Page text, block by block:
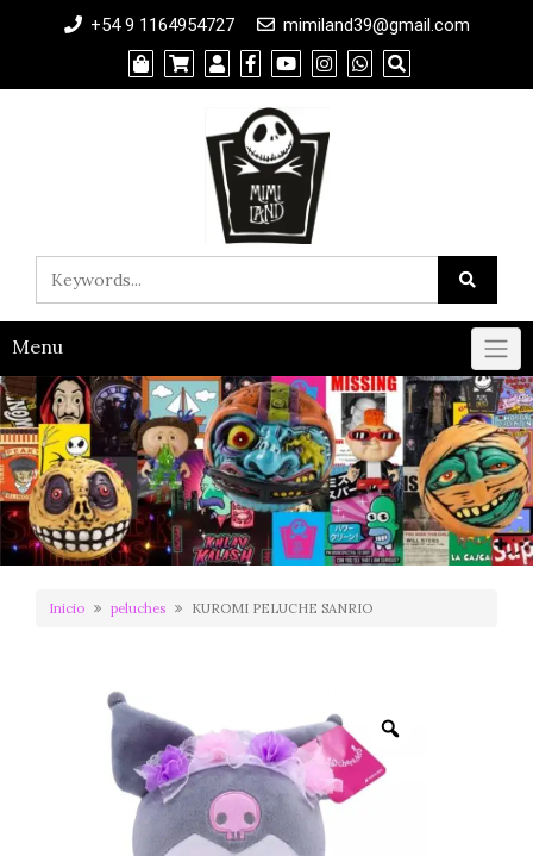
+54 9 1164954727 mimiland39@gmail.com
Menu
Inicio peluches KUROMI PELUCHE SANRIO